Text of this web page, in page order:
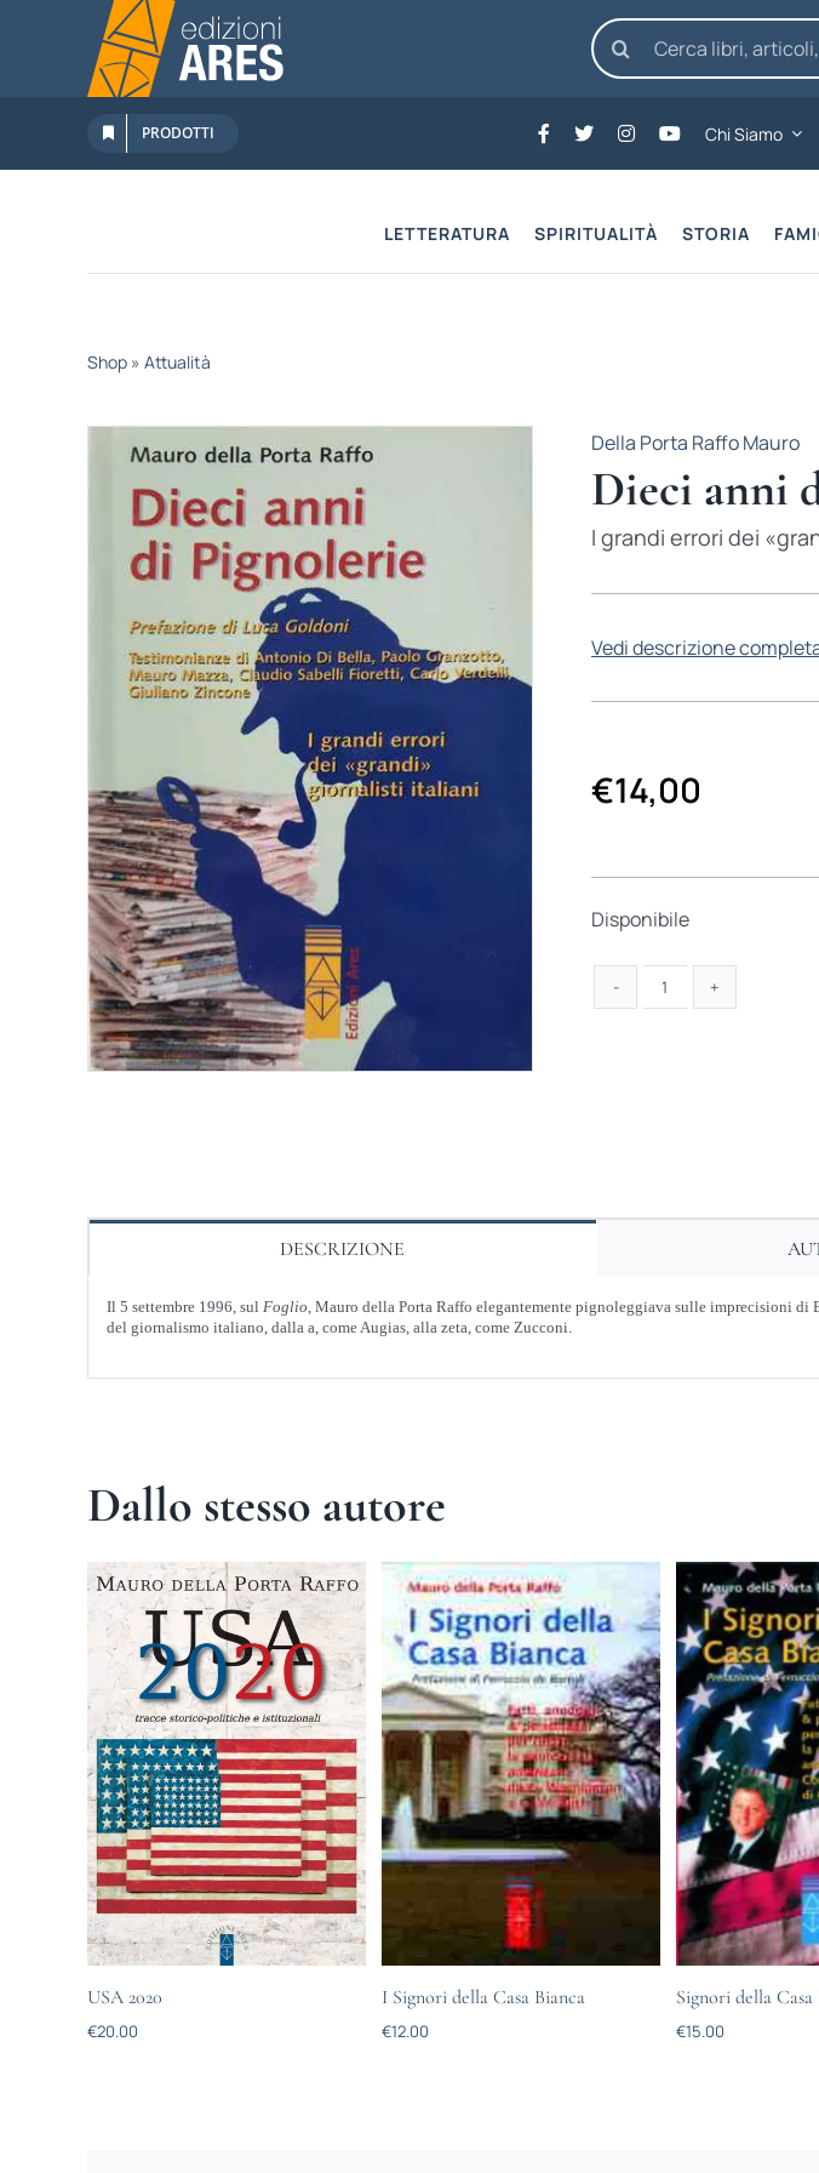
contenuto
Cerca
per:
PRODOTTI Chi Siamo
LETTERATURA SPIRITUALITÀ STORIA
Shop» Attualità
Della Porta Raffo Mauro
Dieci anni
I grandi errori dei
Vedi descrizione
€14,00
Disponibile
Dieci
DESCRIZIONE
Il 5 settembre 1996, sul Foglio , Mauro della Porta Raffo elegantemente pignoleggiava sulle imprecisioni
del giornalismo italiano, dalla a, come Augias, alla zeta, come Zucconi.
Dallo stesso autore
USA 2020
€20.00
I Signori della Casa Bianca
€12.00
Signori della Casa
€15.00